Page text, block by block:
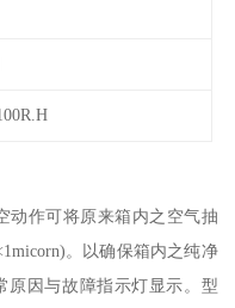
动作可将原来箱内之空气抽
。以确保箱内之纯净
原因与故障指示灯显示。型